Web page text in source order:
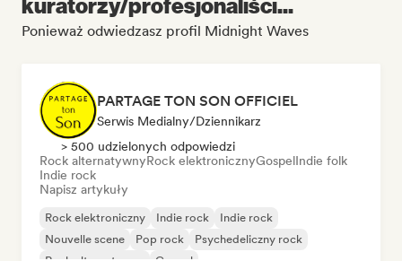
Ponieważ odwiedzasz profil Midnight Waves
PARTAGE TON SON OFFICIEL
Serwis Medialny/Dziennikarz
> 500 udzielonych odpowiedzi
Rock alternatywnyRock elektronicznyGospelIndie folk
Indie rock
Napisz artykuły
Rock elektroniczny Indie rock
Indie rock
Nouvelle scene
Pop rock
Psychedeliczny rock